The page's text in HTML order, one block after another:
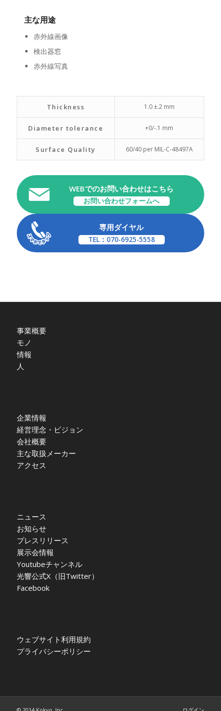
主な用途
赤外線画像
検出器窓
赤外線写真
Thickness 1.0 ±.2 mm
Diameter tolerance +0/-.1 mm
Surface Quality 60/40 per MIL-C-48497A
WEBでのお問い合わせはこちら
お問い合わせフォームへ
専用ダイヤル
TEL：070-6925-5558
事業概要
モノ
情報
人
企業情報
経営理念・ビジョン
会社概要
主な取扱メーカー
アクセス
ニュース
お知らせ
プレスリリース
展示会情報
Youtubeチャンネル
光響公式X（旧Twitter）
Facebook
ウェブサイト利用規約
プライバシーポリシー